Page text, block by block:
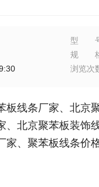
型
规
浏览次
板线条厂家、 北京
北京聚苯板装饰
、聚苯板线条价